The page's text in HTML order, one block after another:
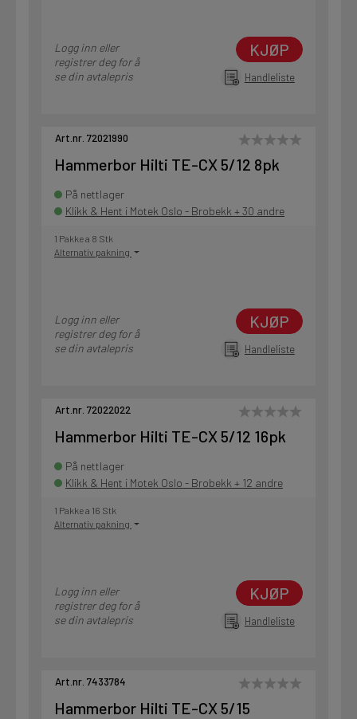
Logg inn eller
registrer deg for å
se din avtalepris
KJØP
Handleliste
Art.nr. 72021990
Hammerbor Hilti TE-CX 5/12 8pk
På nettlager
Klikk & Hent i Motek Oslo - Brobekk + 30 andre
1 Pakke a 8 Stk
Alternativ pakning
Logg inn eller
registrer deg for å
se din avtalepris
KJØP
Handleliste
Art.nr. 72022022
Hammerbor Hilti TE-CX 5/12 16pk
På nettlager
Klikk & Hent i Motek Oslo - Brobekk + 12 andre
1 Pakke a 16 Stk
Alternativ pakning
Logg inn eller
registrer deg for å
se din avtalepris
KJØP
Handleliste
Art.nr. 7433784
Hammerbor Hilti TE-CX 5/15